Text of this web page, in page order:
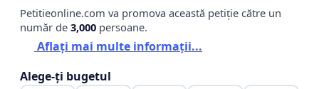
Petitieonline.com va promova această petiție către un
număr de 3,000 persoane.
Aflați mai multe informații...
Alege-ți bugetul